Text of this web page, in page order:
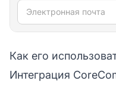
Электронная почта
Как его
Интеграция